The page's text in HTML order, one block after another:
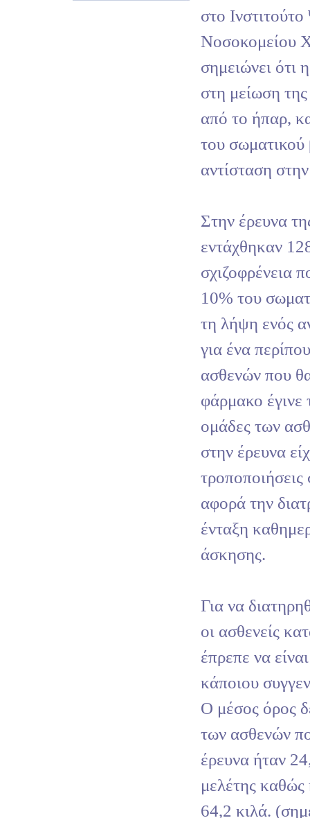
στο
Νοσοκομείου
σημειώνει ότι
στη μείωση
από το ήπαρ,
του σωματικού
αντίσταση
Στην έρευνα
εντάχθηκαν
σχιζοφρένεια
10% του
τη λήψη ενός
για ένα
ασθενών που
φάρμακο έγινε
ομάδες των
στην έρευνα
αφορά την
ένταξη
άσκησης.
Για να
οι ασθενείς
έπρεπε να
κάποιου
Ο μέσος όρος
των ασθενών
έρευνα ήταν
μελέτης
64,2 κιλά.